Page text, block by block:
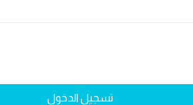
تسجيل الدخول